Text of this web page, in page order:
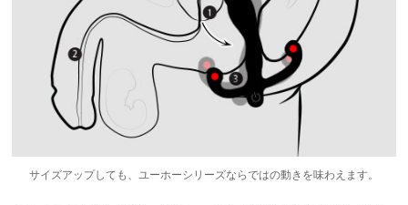
サイズアップしても、ユーホーシリーズならではの動きを味わえます。